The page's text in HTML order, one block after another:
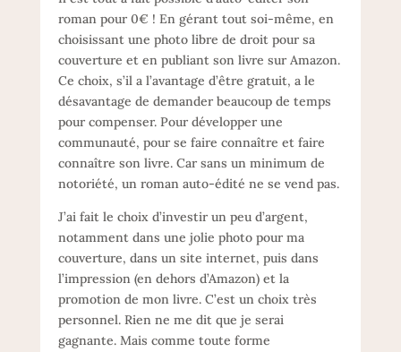
roman pour 0€ ! En gérant tout soi-même, en
choisissant une photo libre de droit pour sa
couverture et en publiant son livre sur Amazon.
Ce choix, s’il a l’avantage d’être gratuit, a le
désavantage de demander beaucoup de temps
pour compenser. Pour développer une
communauté, pour se faire connaître et faire
connaître son livre. Car sans un minimum de
notoriété, un roman auto-édité ne se vend pas.
J’ai fait le choix d’investir un peu d’argent,
notamment dans une jolie photo pour ma
couverture, dans un site internet, puis dans
l’impression (en dehors d’Amazon) et la
promotion de mon livre. C’est un choix très
personnel. Rien ne me dit que je serai
gagnante. Mais comme toute forme